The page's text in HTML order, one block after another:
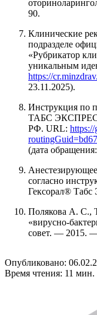
90.
Клинические
подразделе
«Рубрикатор
уникальным
https://
23.11.2025).
Инструкция по
ТАБС
РФ. URL:
(дата
Анестезирующее
согласно
Гексорал® Табс
Полякова А. С.,
«вирусно-
совет. — 2015.
Опубликовано:
Время чтения: 11 мин.